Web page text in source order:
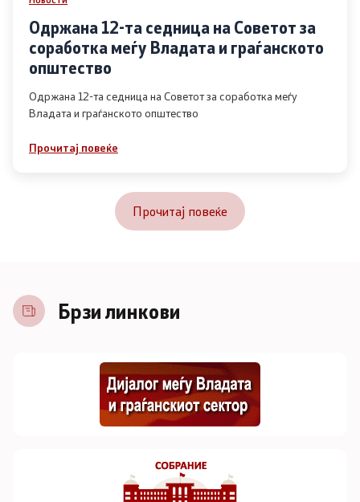
Одржана 12-та седница на Советот за
соработка меѓу Владата и граѓанското
општество
Одржана 12-та седница на Советот за соработка меѓу
Владата и граѓанското општество
Прочитај повеќе
Прочитај повеќе
Брзи линкови